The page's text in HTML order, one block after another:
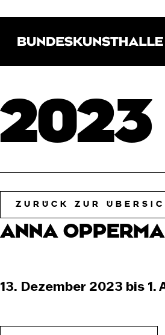
2023
ZURÜCK ZUR
ANNA
13. Dezember 2023 bis 1.